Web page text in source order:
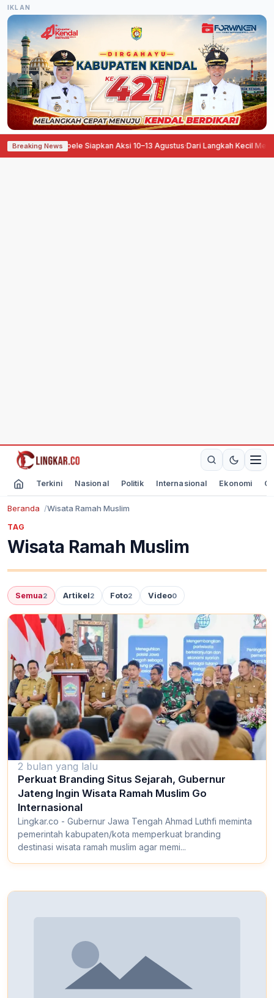
IKLAN
Breaking News
Pati Ora Sepele Siapkan Aksi 10–13 Agustus·Dari Langkah Kecil Menuju
Terkini Nasional Politik Internasional Ekonomi
Beranda Wisata Ramah Muslim
TAG
Wisata Ramah Muslim
Semua2 Artikel2 Foto2 Video0
2 bulan yang lalu
Perkuat Branding Situs Sejarah, Gubernur
Jateng Ingin Wisata Ramah Muslim Go
Internasional
Lingkar.co - Gubernur Jawa Tengah Ahmad Luthfi meminta
pemerintah kabupaten/kota memperkuat branding
destinasi wisata ramah muslim agar memi...